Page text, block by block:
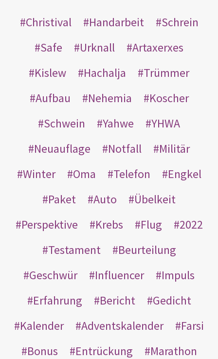
Christival Handarbeit
Schrein
Safe
Urknall
Artaxerxes
Kislew
Hachalja
Trümmer
Aufbau
Nehemia
Koscher
Schwein
Yahwe
YHWA
Neuauflage
Notfall
Militär
Winter
Oma Telefon
Engkel
Paket
Auto
Übelkeit
Perspektive
Krebs Flug
2022
Testament
Beurteilung
Geschwür
Influencer
Impuls
Erfahrung
Bericht
Gedicht
Kalender
Adventskalender
Farsi
Bonus
Entrückung
Marathon